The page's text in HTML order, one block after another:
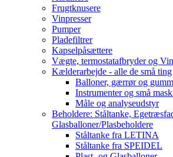
Frugtknusere
Vinpresser
Pumper
Pladefiltrer
Kapselpåsættere
Vægte, termostatafbryder og
Kælderarbejde - alle de små ting
Balloner, gærrør og
Instrumenter og små
Måle og analyseudstyr
Beholdere: Ståltanke,
Glasballoner/Plasbeholdere
Ståltanke fra LETINA
Ståltanke fra SPEIDEL